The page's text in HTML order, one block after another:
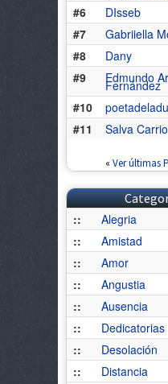
#6
DIsseb
#7
Gabriiella
#8
Dany
#9
Edmundo
Fernández
#10
#11
Salva
« Ver últimas
::
Alegria
::
Amistad
::
Amor
::
Angustia
::
Ausencia
::
Dedicatorias
::
Desolación
::
Distancia